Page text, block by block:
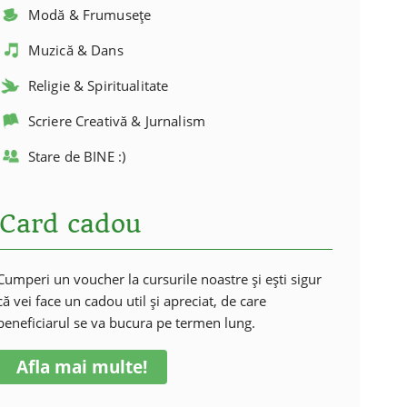
Modă & Frumusețe
Muzică & Dans
Religie & Spiritualitate
Scriere Creativă & Jurnalism
Stare de BINE :)
Card cadou
un voucher la cursurile noastre și ești sigur
vei face un cadou util și apreciat, de care
se va bucura pe termen lung.
Afla mai multe!